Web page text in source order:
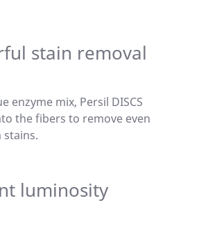
stain removal
enzyme mix, Persil DISCS
the fibers to remove even
luminosity